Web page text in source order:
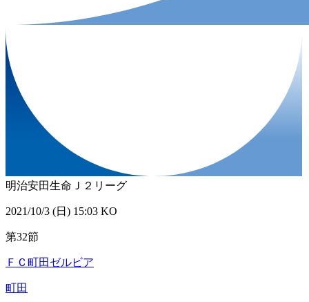
明治安田生命Ｊ２リーグ
2021/10/3 (日) 15:03 KO
第32節
ＦＣ町田ゼルビア
町田